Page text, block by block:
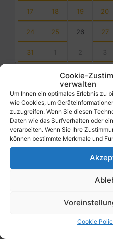
Cookie-
verwalten
Um Ihnen ein optimales Erlebnis zu
wie Cookies, um
zuzugreifen. Wenn Sie diesen
Daten wie das Surfverhalten oder
verarbeiten. Wenn Sie Ihre
können bestimmte Merkmale und
Cookie
17 18 19 20
24 25 26 27
31 1 2 3
days
Filter
Filter